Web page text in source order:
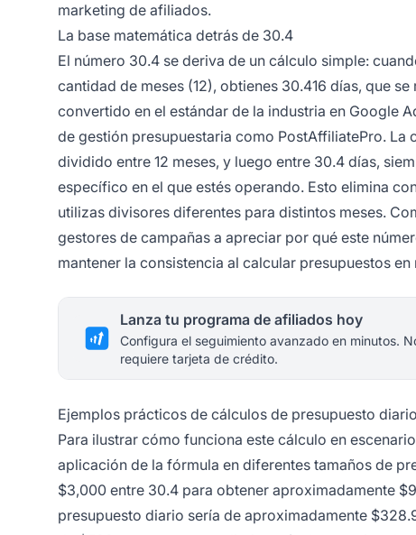
marketing de afiliados.
La base matemática detrás de 30.4
El número 30.4 se deriva de un cálculo simple:
cantidad de meses (12), obtienes 30.416 días, que
convertido en el estándar de la industria en Google
de gestión presupuestaria como PostAffiliatePro.
dividido entre 12 meses, y luego entre 30.4 días,
específico en el que estés operando. Esto elimina
utilizas divisores diferentes para distintos meses.
gestores de campañas a apreciar por qué este
mantener la consistencia al calcular presupuestos
Lanza tu programa de afiliados hoy
Configura el seguimiento avanzado en minutos.
requiere tarjeta de crédito.
Ejemplos prácticos de cálculos de presupuesto diario
Para ilustrar cómo funciona este cálculo en
aplicación de la fórmula en diferentes tamaños de
$3,000 entre 30.4 para obtener aproximadamente
presupuesto diario sería de aproximadamente